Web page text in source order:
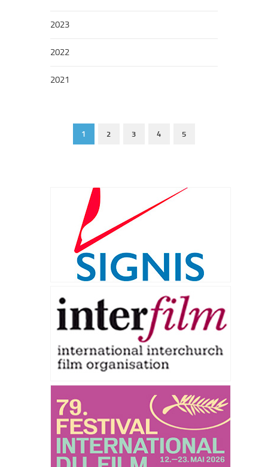
2023
2022
2021
1 2 3 4 5